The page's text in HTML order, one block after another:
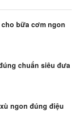
bữa cơm ngon
chuẩn siêu đưa
ngon đúng điệu